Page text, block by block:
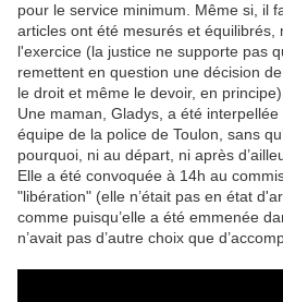
pour le service minimum. Même si, il
articles ont été mesurés et équilibrés,
l'exercice (la justice ne supporte pas
remettent en question une décision
le droit et même le devoir, en principe).
Une maman, Gladys, a été
équipe de la police de Toulon, sans
pourquoi, ni au départ, ni après
Elle a été convoquée à 14h au
"libération" (elle n’était pas en état
comme puisqu’elle a été emmenée
n’avait pas d’autre choix que